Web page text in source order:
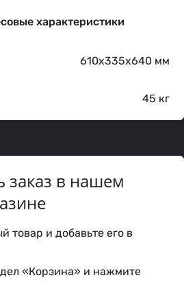
характеристики
610х335х640 мм
45 кг
заказ в нашем
товар и добавьте его в
«Корзина» и нажмите